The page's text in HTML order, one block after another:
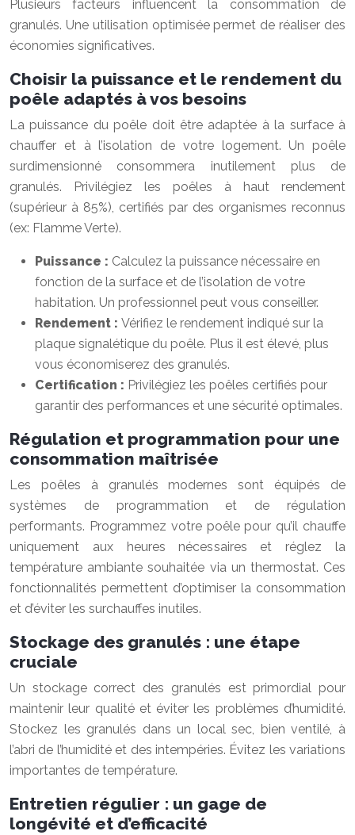
Plusieurs facteurs influencent la consommation de
granulés. Une utilisation optimisée permet de réaliser des
économies significatives.
Choisir la puissance et le rendement du
poêle adaptés à vos besoins
La puissance du poêle doit être adaptée à la surface à
chauffer et à l’isolation de votre logement. Un poêle
surdimensionné consommera inutilement plus de
granulés. Privilégiez les poêles à haut rendement
(supérieur à 85%), certifiés par des organismes reconnus
(ex: Flamme Verte).
Puissance : Calculez la puissance nécessaire en
fonction de la surface et de l’isolation de votre
habitation. Un professionnel peut vous conseiller.
Rendement : Vérifiez le rendement indiqué sur la
plaque signalétique du poêle. Plus il est élevé, plus
vous économiserez des granulés.
Certification : Privilégiez les poêles certifiés pour
garantir des performances et une sécurité optimales.
Régulation et programmation pour une
consommation maîtrisée
Les poêles à granulés modernes sont équipés de
systèmes de programmation et de régulation
performants. Programmez votre poêle pour qu’il chauffe
uniquement aux heures nécessaires et réglez la
température ambiante souhaitée via un thermostat. Ces
fonctionnalités permettent d’optimiser la consommation
et d’éviter les surchauffes inutiles.
Stockage des granulés : une étape
cruciale
Un stockage correct des granulés est primordial pour
maintenir leur qualité et éviter les problèmes d’humidité.
Stockez les granulés dans un local sec, bien ventilé, à
l’abri de l’humidité et des intempéries. Évitez les variations
importantes de température.
Entretien régulier : un gage de
longévité et d’efficacité